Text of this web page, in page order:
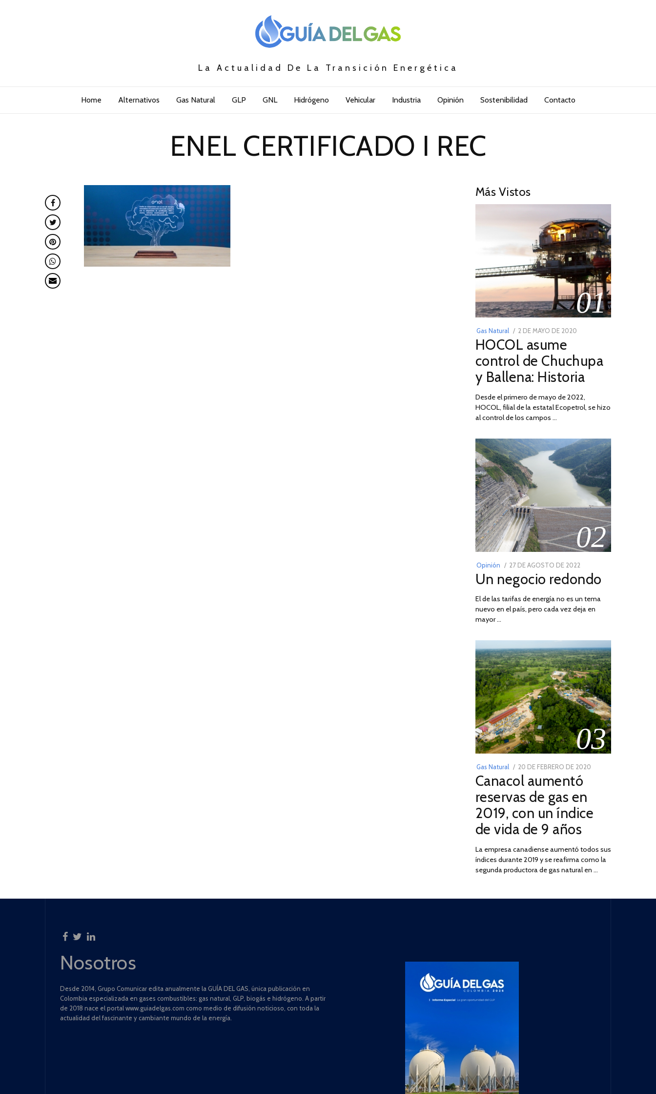
La Actualidad De La Transición Energética
Home Alternativos Gas Natural GLP GNL Hidrógeno Vehicular Industria Opinión Sostenibilidad Contacto
ENEL CERTIFICADO I REC
Más Vistos
01
Gas Natural
POSTED
ON
2 DE MAYO DE 2020
DE
2026
HOCOL asume
control de Chuchupa
y Ballena: Historia
Desde el primero de mayo de 2022,
HOCOL, filial de la estatal Ecopetrol, se hizo
al control de los campos …
02
Opinión
POSTED
ON
27 DE AGOSTO DE 2022
DE
DE
2022
Un negocio redondo
El de las tarifas de energía no es un tema
nuevo en el país, pero cada vez deja en
mayor …
03
Gas Natural
POSTED
ON
20 DE FEBRERO DE 2020
2025
Canacol aumentó
reservas de gas en
2019, con un índice
de vida de 9 años
La empresa canadiense aumentó todos sus
índices durante 2019 y se reafirma como la
segunda productora de gas natural en …
Nosotros
Desde 2014, Grupo Comunicar edita anualmente la GUÍA DEL GAS, única publicación en
Colombia especializada en gases combustibles: gas natural, GLP, biogás e hidrógeno. A partir
de 2018 nace el portal www.guiadelgas.com como medio de difusión noticioso, con toda la
actualidad del fascinante y cambiante mundo de la energía.